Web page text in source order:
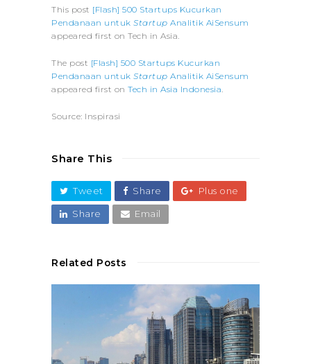
This post [Flash] 500 Startups Kucurkan
Pendanaan untuk Startup Analitik AiSensum
appeared first on Tech in Asia.
The post [Flash] 500 Startups Kucurkan
Pendanaan untuk Startup Analitik AiSensum
appeared first on Tech in Asia Indonesia
Source: Inspirasi
Share This
Tweet Share Plus one
Share Email
Related Posts